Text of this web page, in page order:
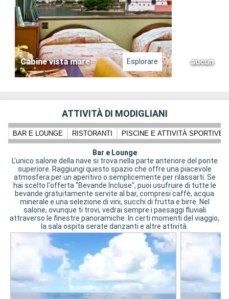
Cabine vista mare Esplorare aucun
ATTIVITÀ DI MODIGLIANI
BAR E LOUNGE RISTORANTI PISCINE E ATTIVITÀ SPORTIVE
Bar e Lounge
L'unico salone della nave si trova nella parte anteriore del ponte
superiore. Raggiungi questo spazio che offre una piacevole
atmosfera per un aperitivo o semplicemente per rilassarti. Se
hai scelto l'offerta "Bevande Incluse", puoi usufruire di tutte le
bevande gratuitamente servite al bar, compresi caffè, acqua
minerale e una selezione di vini, succhi di frutta e birre. Nel
salone, ovunque ti trovi, vedrai sempre i paesaggi fluviali
attraverso le finestre panoramiche. In certi momenti del viaggio,
la sala ospita serate danzanti e altre attività.